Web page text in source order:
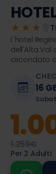
★★★
L'hotel
dell'Alta Val
circondato
una
16
1.259€
Per 2 Adulti